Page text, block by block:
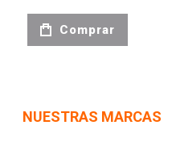
Comprar
NUESTRAS MARCAS